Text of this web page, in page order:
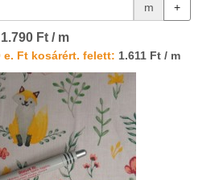
m +
1.790 Ft / m
e. Ft kosárért. felett: 1.611 Ft / m